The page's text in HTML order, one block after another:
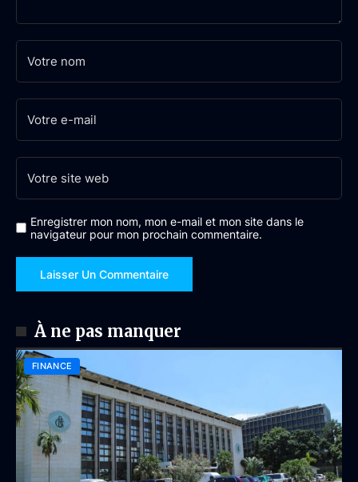
Enregistrer mon nom, mon e-mail et mon site dans le
navigateur pour mon prochain commentaire.
À ne pas manquer
FINANCE